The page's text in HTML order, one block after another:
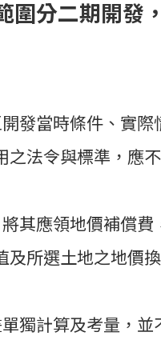
圍分二期開發
發當時條件、實際
法令與標準，應
其應領地價補償費
所選土地之地價
獨計算及考量，並